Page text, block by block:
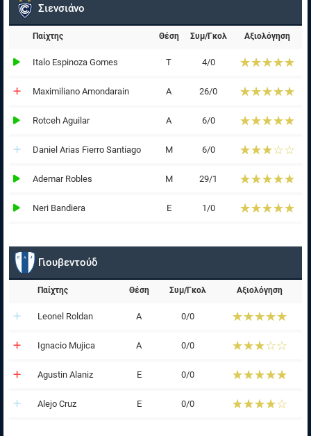
Σιενσιάνο
Παίχτης Θέση Συμ/Γκολ Αξιολόγηση
Italo Espinoza Gomes Τ 4/0 ☆☆☆☆☆
★★★★★
Maximiliano Amondarain Α 26/0 ☆☆☆☆☆
★★★★★
Rotceh Aguilar Α 6/0 ☆☆☆☆☆
★★★★★
Daniel Arias Fierro Santiago Μ 6/0 ☆☆☆☆☆
★★★★★
Ademar Robles Μ 29/1 ☆☆☆☆☆
★★★★★
Neri Bandiera Ε 1/0 ☆☆☆☆☆
★★★★★
Γιουβεντούδ
Παίχτης Θέση Συμ/Γκολ Αξιολόγηση
Leonel Roldan Α 0/0 ☆☆☆☆☆
★★★★★
Ignacio Mujica Α 0/0 ☆☆☆☆☆
★★★★★
Agustin Alaniz Ε 0/0 ☆☆☆☆☆
★★★★★
Alejo Cruz Ε 0/0 ☆☆☆☆☆
★★★★★